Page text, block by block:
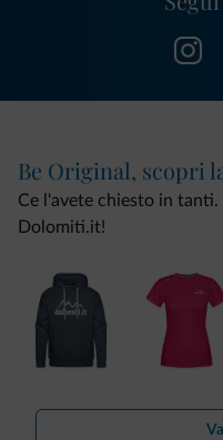
Be Original, scopri
Ce l'avete chiesto in
Dolomiti.it!